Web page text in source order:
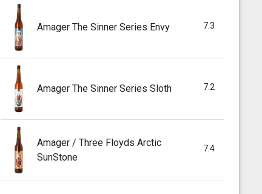
Amager The Sinner Series Envy 7.3
Amager The Sinner Series Sloth 7.2
Amager / Three Floyds Arctic
SunStone
7.4